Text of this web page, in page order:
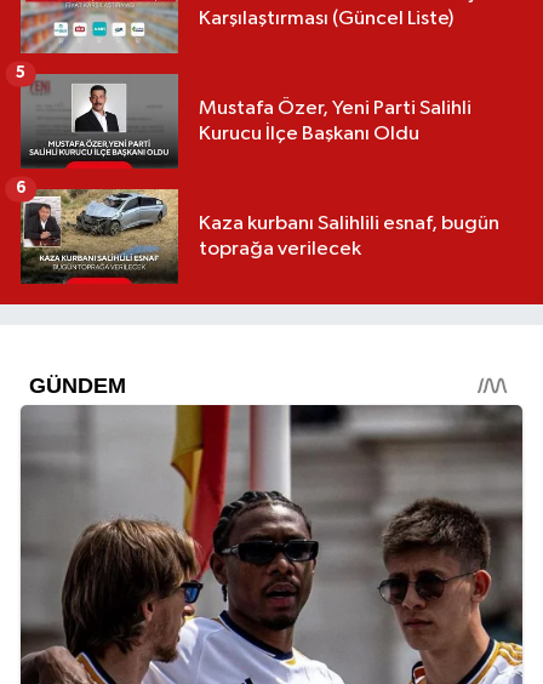
Karşılaştırması (Güncel Liste)
Mustafa Özer, Yeni Parti Salihli
Kurucu İlçe Başkanı Oldu
5
Kaza kurbanı Salihlili esnaf, bugün
toprağa verilecek
6